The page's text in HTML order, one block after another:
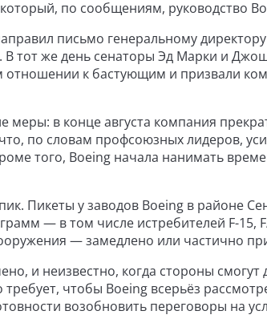
по сообщениям, руководство
письмо генеральному
В тот же день сенаторы Эд Марки и
отношении к бастующим и призвали
меры: в конце августа компания
по словам профсоюзных лидеров,
того, Boeing начала нанимать
Пикеты у заводов Boeing в районе
— в том числе истребителей F-15,
— замедлено или частично
и неизвестно, когда стороны
требует, чтобы Boeing всерьёз
возобновить переговоры на